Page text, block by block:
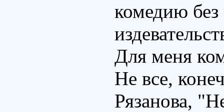
комедию
Для меня
Не все,
Рязанова,